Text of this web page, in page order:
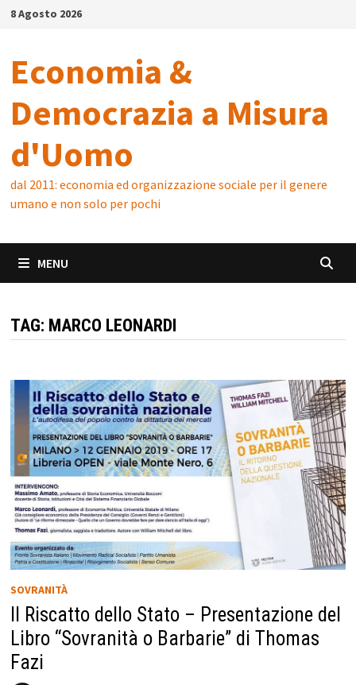
Skip8 Agosto 2026
Economia &
Democrazia a Misura
d'Uomo
dal 2011: economia ed organizzazione sociale per il genere
umano e non solo per pochi
MENU
TAG: MARCO LEONARDI
SOVRANITÀ
Il Riscatto dello Stato – Presentazione del
Libro “Sovranità o Barbarie” di Thomas
Fazi